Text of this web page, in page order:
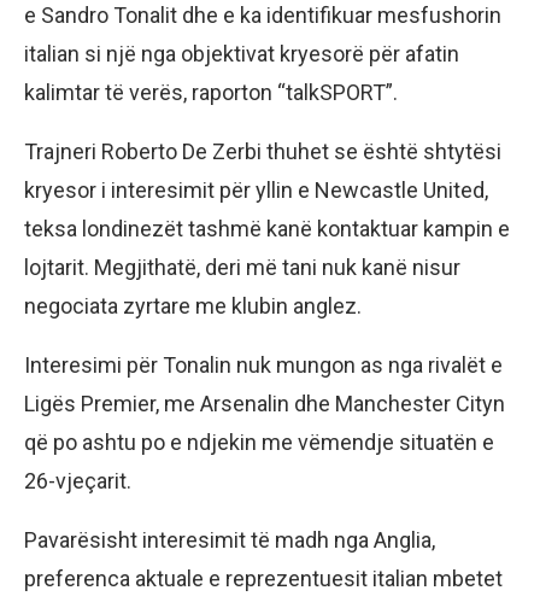
e Sandro Tonalit dhe e ka identifikuar mesfushorin
italian si një nga objektivat kryesorë për afatin
kalimtar të verës, raporton “talkSPORT”.
Trajneri Roberto De Zerbi thuhet se është shtytësi
kryesor i interesimit për yllin e Newcastle United,
teksa londinezët tashmë kanë kontaktuar kampin e
lojtarit. Megjithatë, deri më tani nuk kanë nisur
negociata zyrtare me klubin anglez.
Interesimi për Tonalin nuk mungon as nga rivalët e
Ligës Premier, me Arsenalin dhe Manchester Cityn
që po ashtu po e ndjekin me vëmendje situatën e
26-vjeçarit.
Pavarësisht interesimit të madh nga Anglia,
preferenca aktuale e reprezentuesit italian mbetet